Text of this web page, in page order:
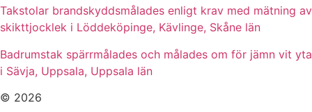
Takstolar brandskyddsmålades enligt krav med mätning av
skikttjocklek i Löddeköpinge, Kävlinge, Skåne län
Badrumstak spärrmålades och målades om för jämn vit yta
i Sävja, Uppsala, Uppsala län
© 2026